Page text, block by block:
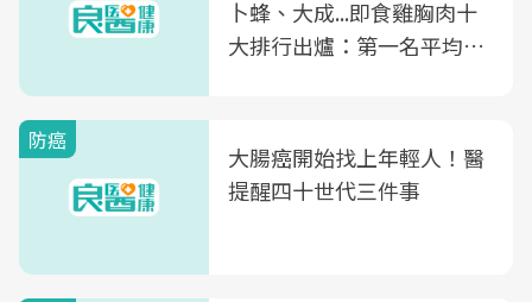
卜蜂、大成...即食雞胸肉十
大排行出爐：第一名平均一
防癌
大腸癌開始找上年輕人！醫
提醒四十世代三件事